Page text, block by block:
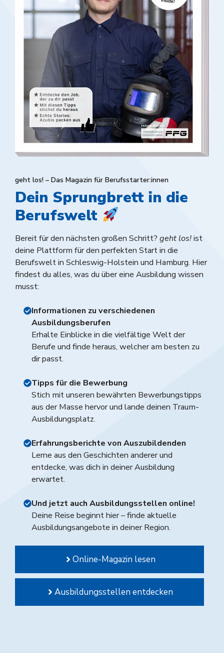
geht los! – Das Magazin für Berufsstarter:innen
Dein Sprungbrett in die
Berufswelt
Bereit für den nächsten großen Schritt? geht los!ist
deine Plattform für den perfekten Start in die
Berufswelt in Schleswig-Holstein und Hamburg. Hier
findest du alles, was du über eine Ausbildung wissen
musst:
Informationen zu verschiedenen
Ausbildungsberufen
Erhalte Einblicke in die vielfältige Welt der
Berufe und finde heraus, welcher am besten zu
dir passt.
Tipps für die Bewerbung
Stich mit unseren bewährten Bewerbungstipps
aus der Masse hervor und lande deinen Traum-
Ausbildungsplatz.
Erfahrungsberichte von Auszubildenden
Lerne aus den Geschichten anderer und
entdecke, was dich in deiner Ausbildung
erwartet.
Und jetzt auch Ausbildungsstellen online!
Deine Reise beginnt hier – finde aktuelle
Ausbildungsangebote in deiner Region.
Online-Magazin lesen
Ausbildungsstellen entdecken